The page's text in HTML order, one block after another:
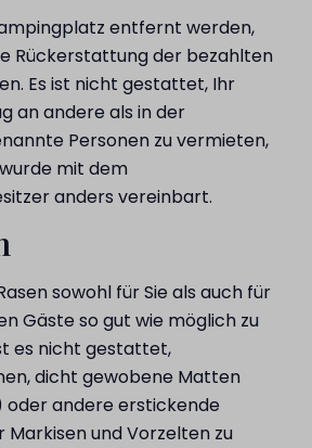
entfernt werden,
Rückerstattung der bezahlten
Es ist nicht gestattet, Ihr
an andere als in der
Personen zu vermieten,
mit dem
anders vereinbart.
sowohl für Sie als auch für
Gäste so gut wie möglich zu
es nicht gestattet,
dicht gewobene Matten
oder andere erstickende
und Vorzelten zu